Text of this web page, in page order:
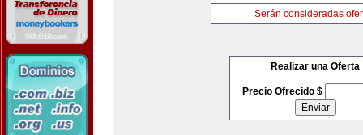
Serán consideradas
Realizar una Oferta
Precio Ofrecido $